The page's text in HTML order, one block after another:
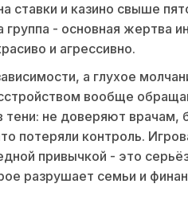
и казино свыше
- основная жертва
и агрессивно.
а глухое
вообще
не доверяют врачам,
потеряли контроль.
привычкой - это
разрушает семьи и